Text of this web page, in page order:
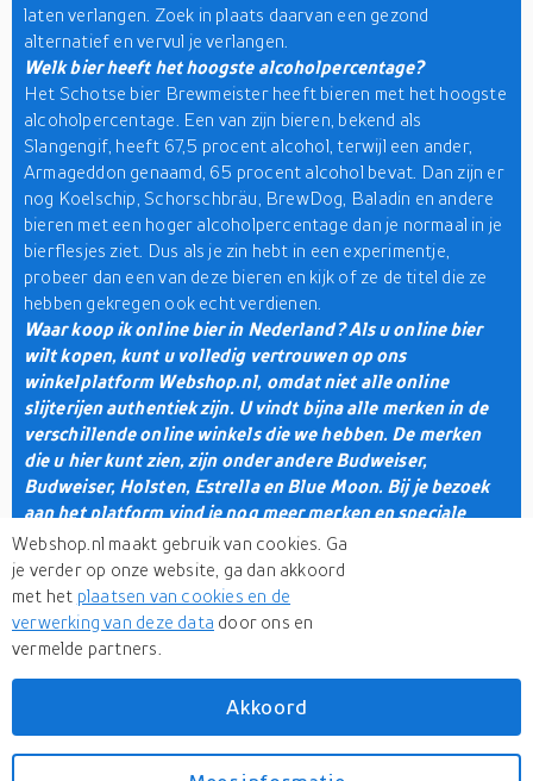
laten verlangen. Zoek in plaats daarvan een gezond
alternatief en vervul je verlangen.
Welk bier heeft het hoogste alcoholpercentage?
Het Schotse bier Brewmeister heeft bieren met het hoogste
alcoholpercentage. Een van zijn bieren, bekend als
Slangengif, heeft 67,5 procent alcohol, terwijl een ander,
Armageddon genaamd, 65 procent alcohol bevat. Dan zijn er
nog Koelschip, Schorschbräu, BrewDog, Baladin en andere
bieren met een hoger alcoholpercentage dan je normaal in je
bierflesjes ziet. Dus als je zin hebt in een experimentje,
probeer dan een van deze bieren en kijk of ze de titel die ze
hebben gekregen ook echt verdienen.
Waar koop ik online bier in Nederland? Als u online bier
wilt kopen, kunt u volledig vertrouwen op ons
winkelplatform Webshop.nl, omdat niet alle online
slijterijen authentiek zijn. U vindt bijna alle merken in de
verschillende online winkels die we hebben. De merken
die u hier kunt zien, zijn onder andere Budweiser,
Budweiser, Holsten, Estrella en Blue Moon. Bij je bezoek
aan het platform vind je nog meer merken en speciale
aanbiedingen die je al dan niet krijgt, afhankelijk van
feestelijke seizoenen of andere kortingsperiodes. Onze
winkelzoekmachineheeft een speciale sectie voor
voedingsmiddelen en dranken, die uitgebreid is omdat de
wereld nu verschillende keukens samenvoegt. Niet alleen
om bier mee te combineren. Ga dus snel aan de slag en kijk
wat je allemaal wilt kopen.
Webshop.nl maakt gebruik van cookies. Ga
je verder op onze website, ga dan akkoord
met het plaatsen van cookies en de
verwerking van deze data door ons en
vermelde partners.
Akkoord